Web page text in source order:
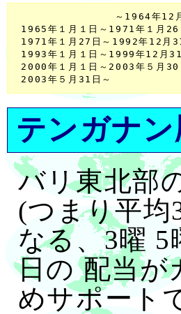
～1964年12月
1965年１月１日～1971年１
1971年１月27日～1992年12
1993年１月１日～1999年12
2000年１月１日～2003年５
テンガナン
バリ東北部
(つまり平均
なる、3曜
日の 配当が
めサポート